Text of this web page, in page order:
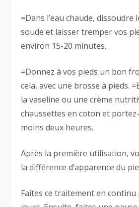
=Dans l’eau chaude, dissoudre
soude et laisser tremper vos
environ 15-20 minutes.
=Donnez à vos pieds un bon
cela, avec une brosse à pieds.
la vaseline ou une crème
chaussettes en coton et
moins deux heures.
Après la première utilisation,
la différence d’apparence du
Faites ce traitement en continu